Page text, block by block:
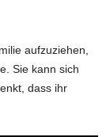
aufzuziehen,
Sie kann sich
dass ihr